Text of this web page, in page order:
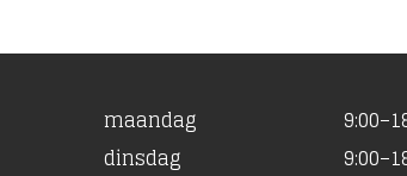
maandag
dinsdag